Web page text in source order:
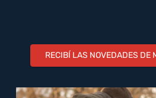
RECIBÍ LAS NOVEDADES DE